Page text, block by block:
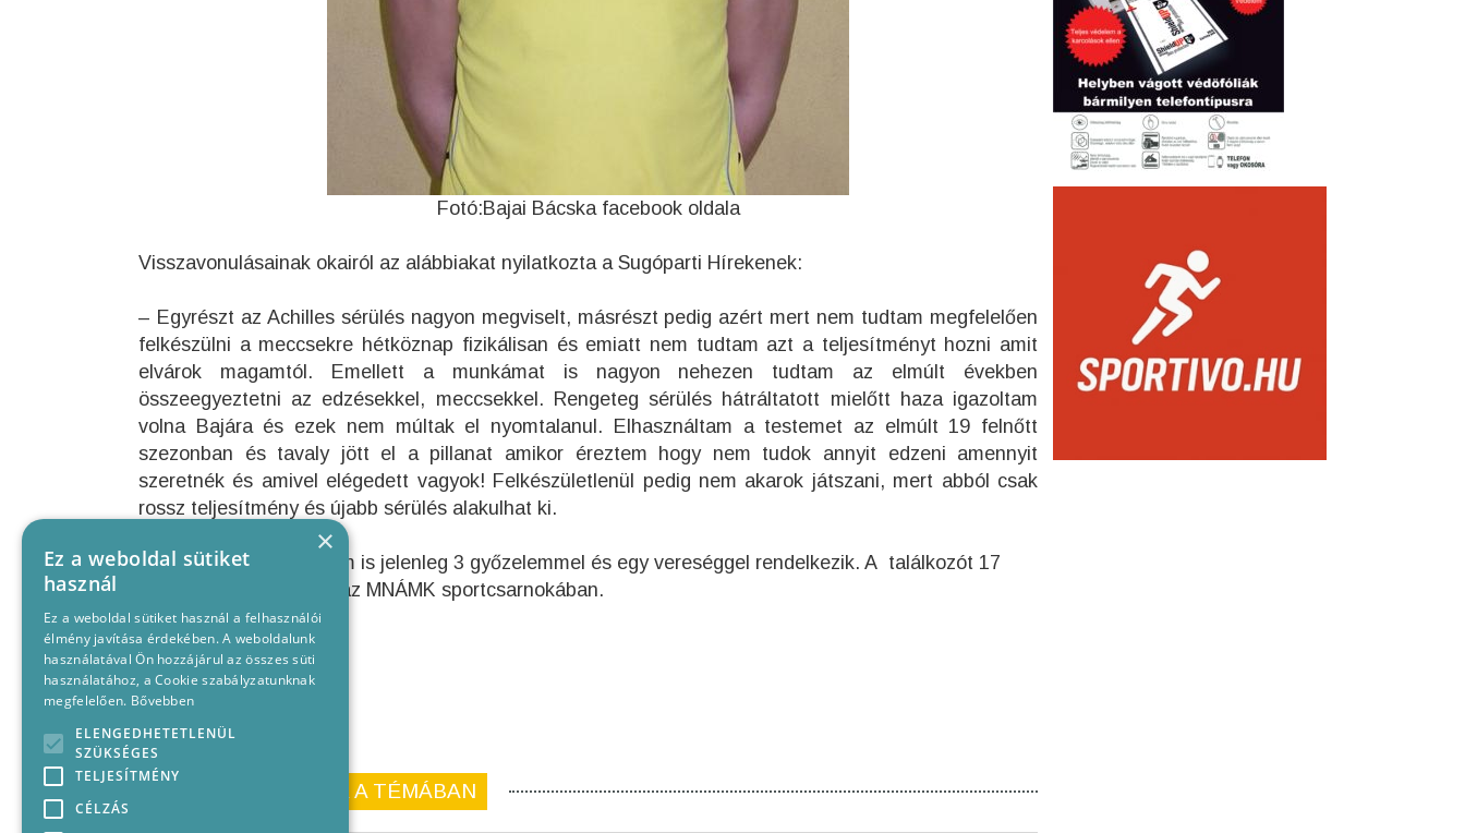
Fotó:Bajai Bácska facebook oldala
Visszavonulásainak okairól az alábbiakat nyilatkozta a Sugóparti Hírekenek:
– Egyrészt az Achilles sérülés nagyon megviselt, másrészt pedig azért mert nem tudtam megfelelően
felkészülni a meccsekre hétköznap fizikálisan és emiatt nem tudtam azt a teljesítményt hozni amit
elvárok magamtól. Emellett a munkámat is nagyon nehezen tudtam az elmúlt években
összeegyeztetni az edzésekkel, meccsekkel. Rengeteg sérülés hátráltatott mielőtt haza igazoltam
volna Bajára és ezek nem múltak el nyomtalanul. Elhasználtam a testemet az elmúlt 19 felnőtt
szezonban és tavaly jött el a pillanat amikor éreztem hogy nem tudok annyit edzeni amennyit
szeretnék és amivel elégedett vagyok! Felkészületlenül pedig nem akarok játszani, mert abból csak
rossz teljesítmény és újabb sérülés alakulhat ki.
A Bácska és a Veszprém is jelenleg 3 győzelemmel és egy vereséggel rendelkezik. A találkozót 17
órai kezdettel játsszák az MNÁMK sportcsarnokában.
KORÁBBI CIKKEINK A TÉMÁBAN
×
Ez a weboldal sütiket
használ
Ez a weboldal sütiket használ a felhasználói
élmény javítása érdekében. A weboldalunk
használatával Ön hozzájárul az összes süti
használatához, a Cookie szabályzatunknak
megfelelően. Bővebben
ELENGEDHETETLENÜL
SZÜKSÉGES
TELJESÍTMÉNY
CÉLZÁS